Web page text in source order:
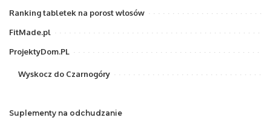
Ranking tabletek na porost włosów
FitMade.pl
ProjektyDom.PL
Wyskocz do Czarnogóry
Suplementy na odchudzanie